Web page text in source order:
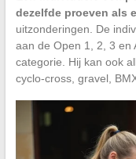
dezelfde proeven als
uitzonderingen. De
aan de Open 1, 2, 3 en
categorie. Hij kan ook
cyclo-cross, gravel,